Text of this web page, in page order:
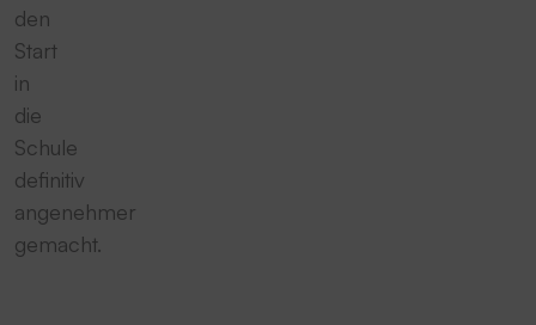
den
Start
in
die
Schule
definitiv
angenehmer
gemacht.